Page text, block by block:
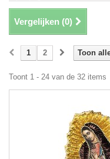
Vergelijken (0)
Toon
1 2
Toont 1 - 24 van de 32 items